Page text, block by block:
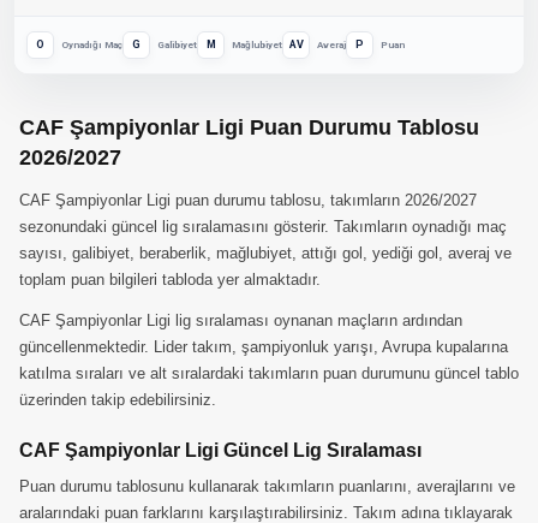
O Oynadığı Maç G Galibiyet M Mağlubiyet AV Averaj P Puan
CAF Şampiyonlar Ligi Puan Durumu Tablosu
2026/2027
CAF Şampiyonlar Ligi puan durumu tablosu, takımların 2026/2027
sezonundaki güncel lig sıralamasını gösterir. Takımların oynadığı maç
sayısı, galibiyet, beraberlik, mağlubiyet, attığı gol, yediği gol, averaj ve
toplam puan bilgileri tabloda yer almaktadır.
CAF Şampiyonlar Ligi lig sıralaması oynanan maçların ardından
güncellenmektedir. Lider takım, şampiyonluk yarışı, Avrupa kupalarına
katılma sıraları ve alt sıralardaki takımların puan durumunu güncel tablo
üzerinden takip edebilirsiniz.
CAF Şampiyonlar Ligi Güncel Lig Sıralaması
Puan durumu tablosunu kullanarak takımların puanlarını, averajlarını ve
aralarındaki puan farklarını karşılaştırabilirsiniz. Takım adına tıklayarak